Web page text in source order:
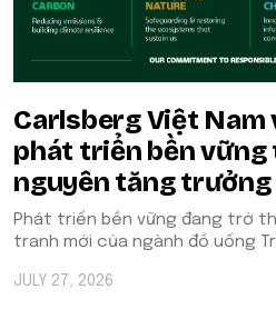
Carlsberg Việt Nam
phát triển bền
nguyên tăng trưởng
Phát triển bền vững đang trở
tranh mới của ngành đồ uống
JULY 27, 2026